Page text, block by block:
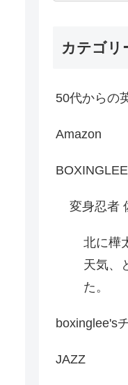
カテゴリ
50代からの
Amazon
BOXINGLEE
変身忍者
北に樺
天気、
た。
boxinglee's
JAZZ